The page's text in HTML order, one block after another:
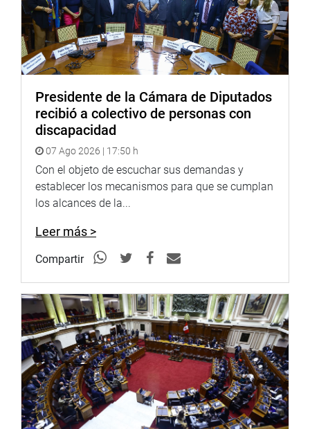
debemos valorar. En la medida que se dialogue para
lograr la paz, el mundo saldrá ganando”, enfatizó.
De otro lado, la Comisión de Relaciones Exteriores acordó
oficiar al superintendente de Migraciones y al director
informen todo lo relacionado al ingreso al país de
ciudadanos colombianos con antecedentes penales que
están cometiendo una serie de delitos en el Perú.
También aprobó tres dictámenes recaídos en tratados
internacionales ejecutivos. (JON)
PRENSA-CONGRESO
Presidente de la Cámara de Diputados
recibió a colectivo de personas con
discapacidad
07 Ago 2026 | 17:50 h
Con el objeto de escuchar sus demandas y
establecer los mecanismos para que se cumplan
los alcances de la...
Leer más >
Compartir